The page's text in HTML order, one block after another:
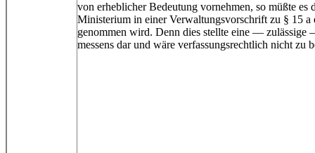
von erheblicher Bedeutung vornehmen, so müßte
Ministerium in einer Verwaltungsvorschrift zu § 15 a
genommen wird. Denn dies stellte eine — zulässige
messens dar und wäre verfassungsrechtlich nicht zu